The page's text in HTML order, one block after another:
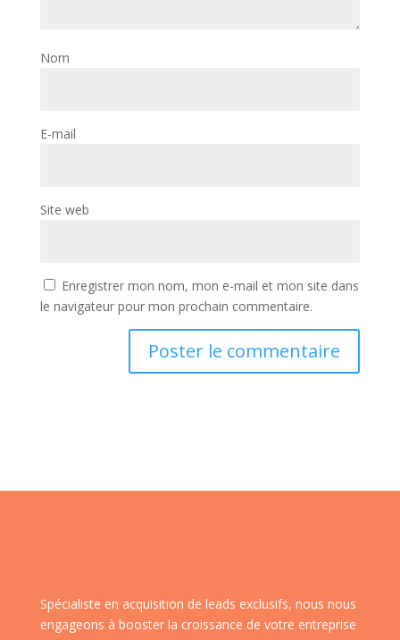
Nom
E-mail
Site web
Enregistrer mon nom, mon e-mail et mon site dans
le navigateur pour mon prochain commentaire.
Spécialiste en acquisition de leads exclusifs, nous nous
engageons à booster la croissance de votre entreprise